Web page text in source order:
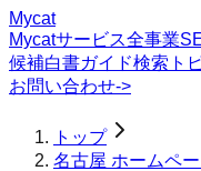
Mycat
Mycatサービス全事業
候補白書ガイド検索ト
お問い合わせ->
トップ
名古屋 ホームペ